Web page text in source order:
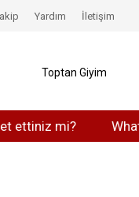
mi? Whatsapp
Yardım İletişim
Toptan Giyim